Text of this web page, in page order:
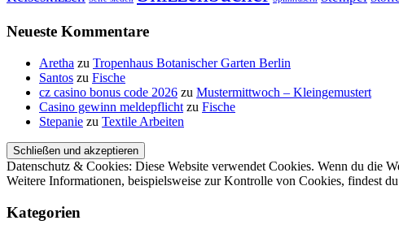
Neueste Kommentare
Aretha zu Tropenhaus Botanischer Garten Berlin
Santos zu Fische
cz casino bonus code 2026 zu Mustermittwoch – Kleingemustert
Casino gewinn meldepflicht zu Fische
Stepanie zu Textile Arbeiten
Datenschutz & Cookies: Diese Website verwendet Cookies. Wenn du die
Weitere Informationen, beispielsweise zur Kontrolle von Cookies, findest
Kategorien